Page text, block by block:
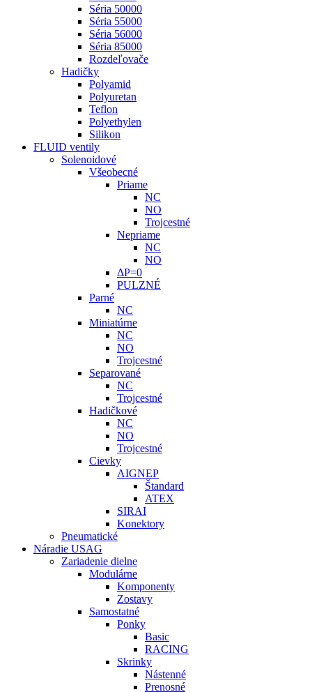
Séria 50000
Séria 55000
Séria 56000
Séria 85000
Rozdeľovače
Hadičky
Polyamid
Polyuretan
Teflon
Polyethylen
Silikon
FLUID ventily
Solenoidové
Všeobecné
Priame
NC
NO
Trojcestné
Nepriame
NC
NO
ΔP=0
PULZNÉ
Parné
NC
Miniatúrne
NC
NO
Trojcestné
Separované
NC
Trojcestné
Hadičkové
NC
NO
Trojcestné
Cievky
AIGNEP
Štandard
ATEX
SIRAI
Konektory
Pneumatické
Náradie USAG
Zariadenie dielne
Modulárne
Komponenty
Zostavy
Samostatné
Ponky
Basic
RACING
Skrinky
Nástenné
Prenosné